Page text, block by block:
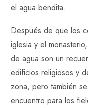
el agua bendita.
Después de que los
iglesia y el
de agua son un
edificios religiosos y
zona, pero también
encuentro para los